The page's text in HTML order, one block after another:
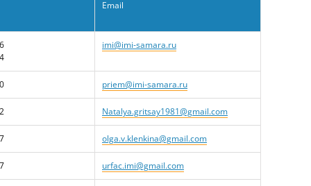
Email
imi@imi-samara.ru
priem@imi-samara.ru
Natalya.gritsay1981@gmail.com
olga.v.klenkina@gmail.com
urfac.imi@gmail.com